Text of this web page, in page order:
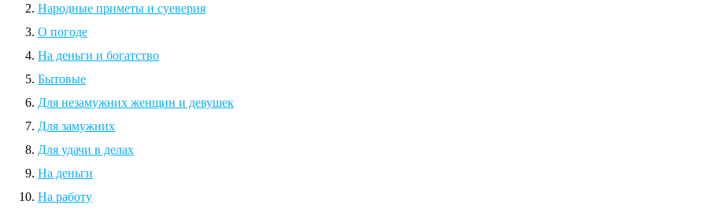
Народные приметы и суеверия
О погоде
На деньги и богатство
Бытовые
Для незамужних женщин и девушек
Для замужних
Для удачи в делах
На деньги
На работу